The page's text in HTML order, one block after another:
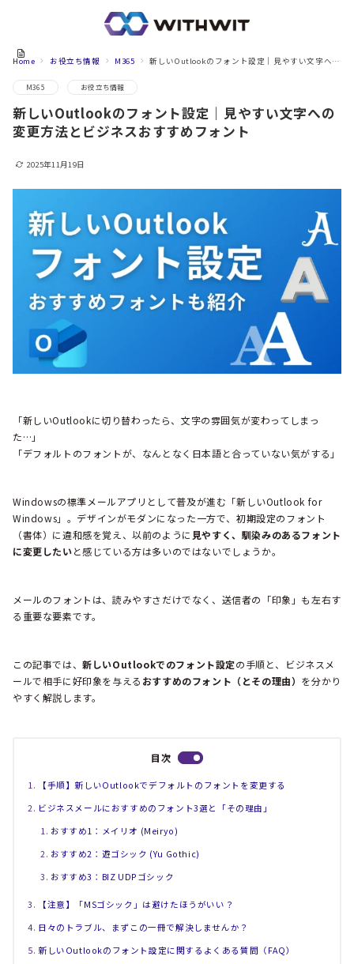
Home お役立ち情報 M365 新しいOutlookのフォント設定｜見やすい文字への変更方法とビジネスおすすめフォント
M365 お役立ち情報
新しいOutlookのフォント設定｜見やすい文字への
変更方法とビジネスおすすめフォント
2025年11月19日
「新しいOutlookに切り替わったら、文字の雰囲気が変わってしまっ
た…」
「デフォルトのフォントが、なんとなく日本語と合っていない気がする」
Windowsの標準メールアプリとして普及が進む「新しいOutlook for
Windows」。デザインがモダンになった一方で、初期設定のフォント
（書体）に違和感を覚え、以前のように 見やすく、馴染みのあるフォント
に変更したいと感じている方は多いのではないでしょうか。
メールのフォントは、読みやすさだけでなく、送信者の「印象」も左右す
る重要な要素です。
この記事では、新しいOutlookでのフォント設定の手順と、ビジネスメ
ールで相手に好印象を与える おすすめのフォント（とその理由） を分かり
やすく解説します。
目次
【手順】新しいOutlookでデフォルトのフォントを変更する
ビジネスメールにおすすめのフォント3選と「その理由」
おすすめ1：メイリオ (Meiryo)
おすすめ2：遊ゴシック (Yu Gothic)
おすすめ3：BIZ UDPゴシック
【注意】「MSゴシック」は避けたほうがいい？
日々のトラブル、まずこの一冊で解決しませんか？
新しいOutlookのフォント設定に関するよくある質問（FAQ）